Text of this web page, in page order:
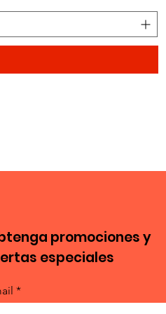
promociones y
especiales
*